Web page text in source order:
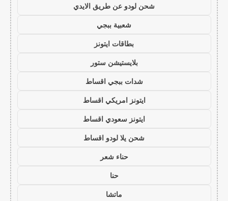
شحن لودو عن طريق الايدي
شعبية ببجي
بطاقات ايتونز
بلايستيشن ستور
شدات ببجي اقساط
ايتونز امريكي اقساط
ايتونز سعودي اقساط
شحن يلا لودو اقساط
حناء شعر
حنا
ماتشا